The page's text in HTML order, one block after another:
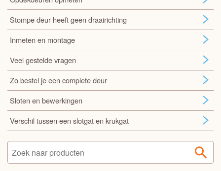
Stompe deur heeft geen draairichting
Inmeten en montage
Veel gestelde vragen
Zo bestel je een complete deur
Sloten en bewerkingen
Verschil tussen een slotgat en krukgat